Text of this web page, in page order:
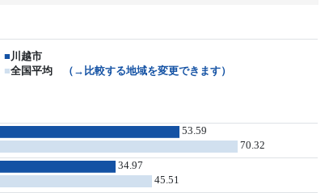
■川越市
■全国平均 （→比較する地域を変更できます）
53.59
70.32
34.97
45.51